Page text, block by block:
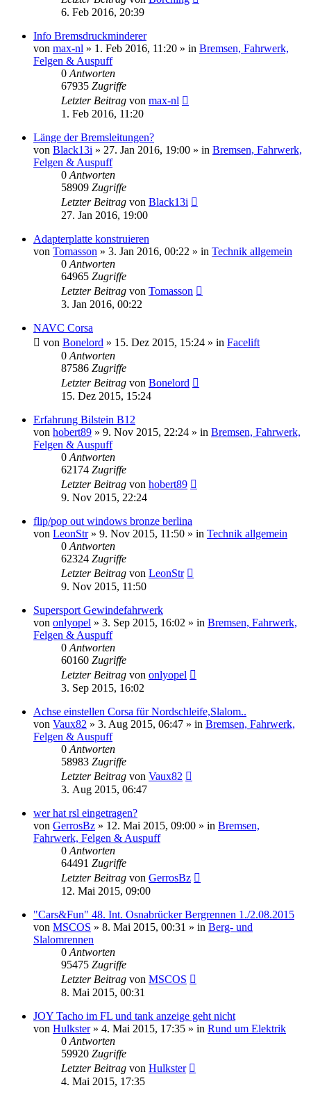
6. Feb 2016, 20:39
Info Bremsdruckminderer
von max-nl » 1. Feb 2016, 11:20 » in Bremsen, Fahrwerk,
Felgen & Auspuff
0 Antworten
67935 Zugriffe
Letzter Beitrag von max-nl
1. Feb 2016, 11:20
Länge der Bremsleitungen?
von Black13i » 27. Jan 2016, 19:00 » in Bremsen, Fahrwerk,
Felgen & Auspuff
0 Antworten
58909 Zugriffe
Letzter Beitrag von Black13i
27. Jan 2016, 19:00
Adapterplatte konstruieren
von Tomasson » 3. Jan 2016, 00:22 » in Technik allgemein
0 Antworten
64965 Zugriffe
Letzter Beitrag von Tomasson
3. Jan 2016, 00:22
NAVC Corsa
von Bonelord » 15. Dez 2015, 15:24 » in Facelift
0 Antworten
87586 Zugriffe
Letzter Beitrag von Bonelord
15. Dez 2015, 15:24
Erfahrung Bilstein B12
von hobert89 » 9. Nov 2015, 22:24 » in Bremsen, Fahrwerk,
Felgen & Auspuff
0 Antworten
62174 Zugriffe
Letzter Beitrag von hobert89
9. Nov 2015, 22:24
flip/pop out windows bronze berlina
von LeonStr» 9. Nov 2015, 11:50 » in Technik allgemein
0 Antworten
62324 Zugriffe
Letzter Beitrag von LeonStr
9. Nov 2015, 11:50
Supersport Gewindefahrwerk
von onlyopel » 3. Sep 2015, 16:02 » in Bremsen, Fahrwerk,
Felgen & Auspuff
0 Antworten
60160 Zugriffe
Letzter Beitrag von onlyopel
3. Sep 2015, 16:02
Achse einstellen Corsa für Nordschleife,Slalom..
von Vaux82 » 3. Aug 2015, 06:47 » in Bremsen, Fahrwerk,
Felgen & Auspuff
0 Antworten
58983 Zugriffe
Letzter Beitrag von Vaux82
3. Aug 2015, 06:47
wer hat rsl eingetragen?
von GerrosBz » 12. Mai 2015, 09:00 » in Bremsen,
Fahrwerk, Felgen & Auspuff
0 Antworten
64491 Zugriffe
Letzter Beitrag von GerrosBz
12. Mai 2015, 09:00
"Cars&Fun" 48. Int. Osnabrücker Bergrennen 1./2.08.2015
von MSCOS » 8. Mai 2015, 00:31 » in Berg- und
Slalomrennen
0 Antworten
95475 Zugriffe
Letzter Beitrag von MSCOS
8. Mai 2015, 00:31
JOY Tacho im FL und tank anzeige geht nicht
von Hulkster» 4. Mai 2015, 17:35 » in Rund um Elektrik
0 Antworten
59920 Zugriffe
Letzter Beitrag von Hulkster
4. Mai 2015, 17:35